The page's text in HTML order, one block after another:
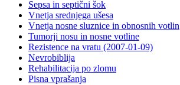
Sepsa in septični šok
Vnetja srednjega ušesa
Vnetja nosne sluznice in obnosnih votlin
Tumorji nosu in nosne votline
Rezistence na vratu (2007-01-09)
Nevrobiblija
Rehabilitacija po zlomu
Pisna vprašanja